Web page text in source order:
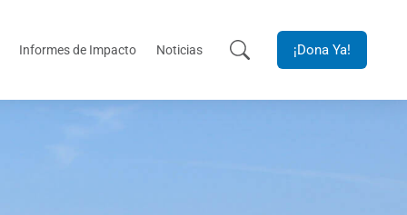
Informes de Impacto Noticias ¡Dona Ya!